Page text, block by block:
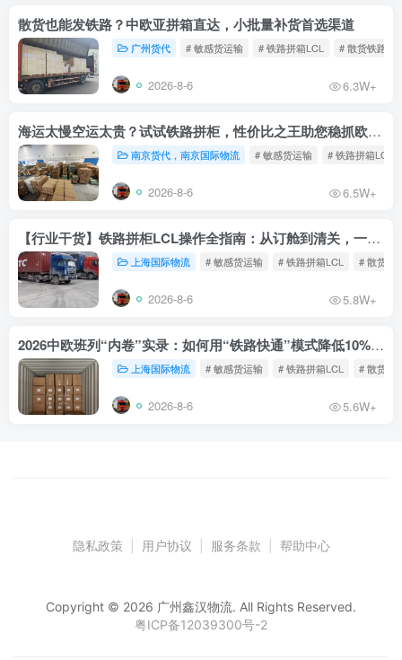
散货也能发铁路？中欧亚拼箱直达，小批量补货首选渠道
广州货代 # 敏感货运输 # 铁路拼箱LCL # 散货铁路
2026-8-6 6.3W+
海运太慢空运太贵？试试铁路拼柜，性价比之王助您稳抓欧洲市场
南京货代，南京国际物流 # 敏感货运输 # 铁路拼箱LCL
2026-8-6 6.5W+
【行业干货】铁路拼柜LCL操作全指南：从订舱到清关，一文读懂
上海国际物流 # 敏感货运输 # 铁路拼箱LCL # 散货铁
2026-8-6 5.8W+
2026中欧班列“内卷”实录：如何用“铁路快通”模式降低10%物流成本？
上海国际物流 # 敏感货运输 # 铁路拼箱LCL # 散货铁
2026-8-6 5.6W+
隐私政策 用户协议 服务条款 帮助中心
Copyright © 2026 广州鑫汉物流. All Rights Reserved.
粤ICP备12039300号-2